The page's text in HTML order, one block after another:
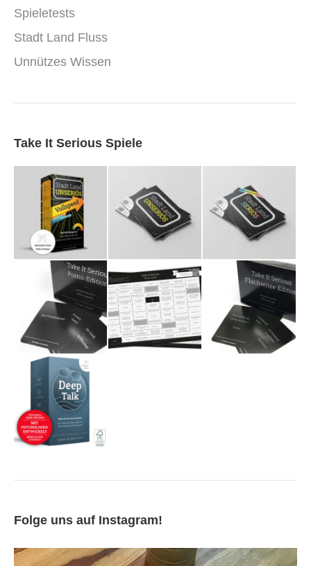
Spieletests
Stadt Land Fluss
Unnützes Wissen
Take It Serious Spiele
Folge uns auf Instagram!